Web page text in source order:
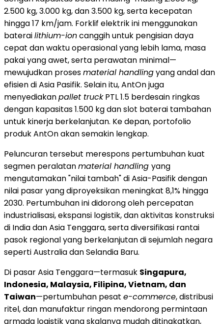
2.500 kg, 3.000 kg, dan 3.500 kg, serta kecepatan
hingga 17 km/jam. Forklif elektrik ini menggunakan
baterailithium-ioncanggih untuk pengisian daya
cepat dan waktu operasional yang lebih lama, masa
pakai yang awet, serta perawatan minimal—
mewujudkan prosesmaterial handlingyang andal dan
efisien di Asia Pasifik. Selain itu, AntOn juga
menyediakanpallet truckPTL 1.5 berdesain ringkas
dengan kapasitas 1.500 kg dan slot baterai tambahan
untuk kinerja berkelanjutan. Ke depan, portofolio
produk AntOn akan semakin lengkap.
Peluncuran tersebut merespons pertumbuhan kuat
segmen peralatanmaterial handling yang
mengutamakan "nilai tambah" di Asia-Pasifik dengan
nilai pasar yang diproyeksikan meningkat 8,1% hingga
2030. Pertumbuhan ini didorong oleh percepatan
industrialisasi, ekspansi logistik, dan aktivitas konstruksi
di India dan Asia Tenggara, serta diversifikasi rantai
pasok regional yang berkelanjutan di sejumlah negara
seperti Australia dan Selandia Baru.
Di pasar Asia Tenggara—termasuk Singapura,
Indonesia, Malaysia, Filipina, Vietnam, dan
Taiwan—pertumbuhan pesat e-commerce, distribusi
ritel, dan manufaktur ringan mendorong permintaan
armada logistik yang skalanya mudah ditingkatkan,